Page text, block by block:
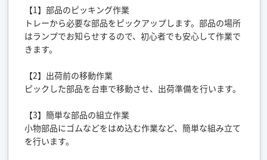
【1】部品のピッキング作業
トレーから必要な部品をピックアップします。部品の場所
はランプでお知らせするので、初心者でも安心して作業で
きます。
【2】出荷前の移動作業
ピックした部品を台車で移動させ、出荷準備を行います。
【3】簡単な部品の組立作業
小物部品にゴムなどをはめ込む作業など、簡単な組み立て
を行います。